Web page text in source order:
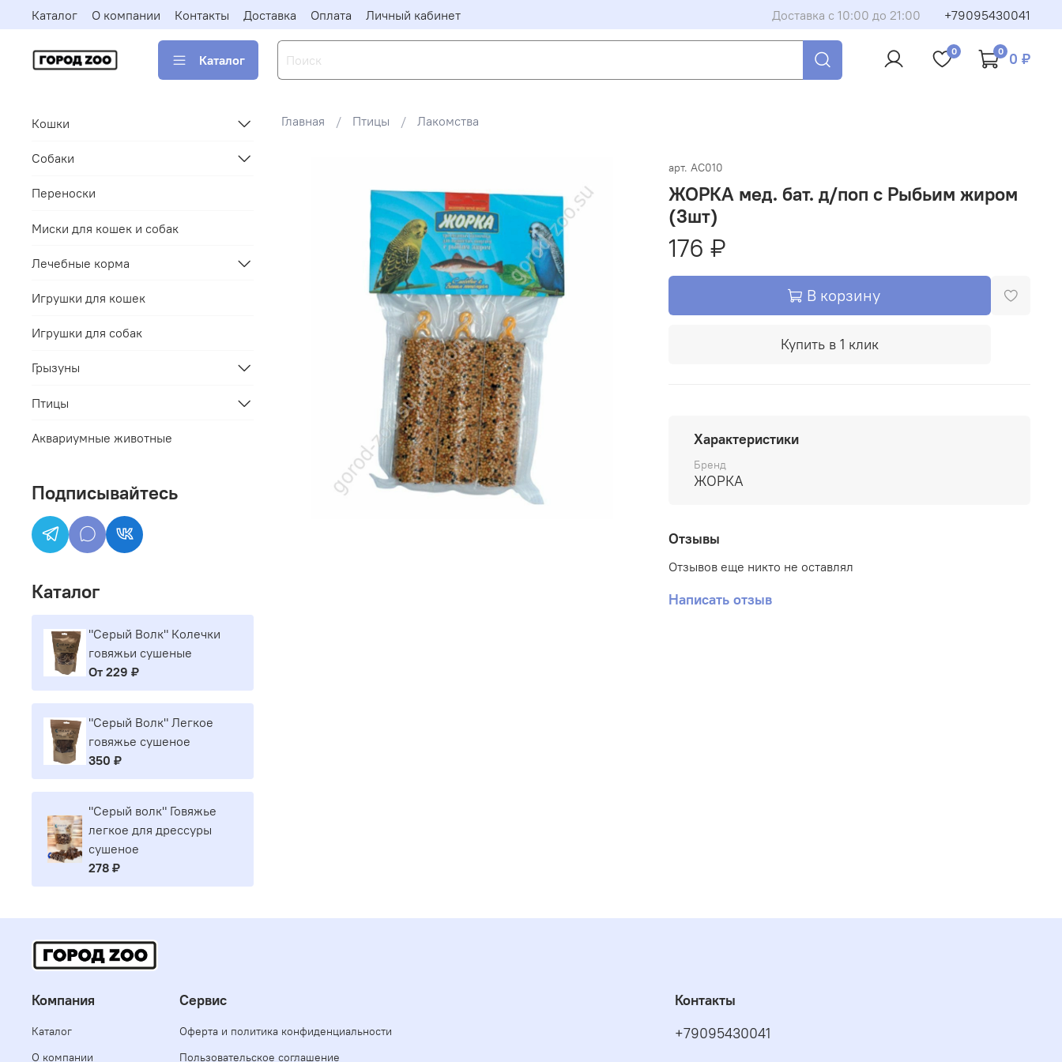
Каталог О компании Контакты Доставка Оплата Личный кабинет Доставка с 10:00 до 21:00 +79095430041
Каталог
0 0 0 ₽
Главная Птицы Лакомства
арт. АС010
ЖОРКА мед. бат. д/поп с Рыбьим жиром
(3шт)
176 ₽
В корзину
Купить в 1 клик
Характеристики
Бренд
ЖОРКА
Отзывы
Отзывов еще никто не оставлял
Написать отзыв
Кошки
Собаки
Переноски
Миски для кошек и собак
Лечебные корма
Игрушки для кошек
Игрушки для собак
Грызуны
Птицы
Аквариумные животные
Подписывайтесь
Каталог
"Серый Волк" Колечки
говяжьи сушеные
От 229 ₽
"Серый Волк" Легкое
говяжье сушеное
350 ₽
"Серый волк" Говяжье
легкое для дрессуры
сушеное
278 ₽
Компания
Каталог
О компании
Сервис
Оферта и политика конфиденциальности
Пользовательское соглашение
Контакты
+79095430041